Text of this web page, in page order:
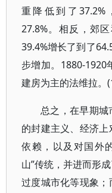
重降低到了
27.8%。相反，郊
39.4%增长了到了
步增加。1880-1920
建房为主的法维拉。
总之，在早期
的封建主义、经济
依赖，以及对国外
山”传统，并进而形
过度城市化等现象